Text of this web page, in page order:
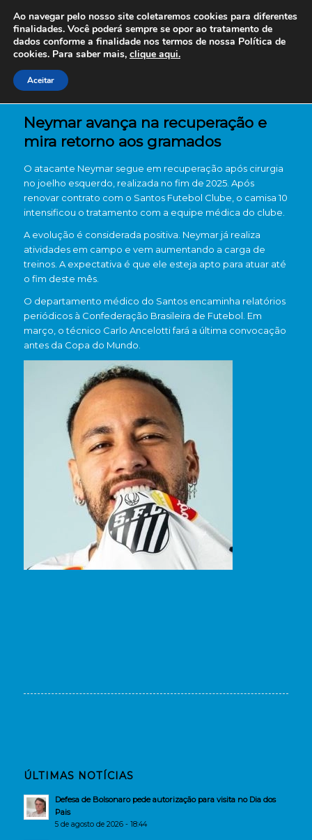
Neymar avança na recuperação e
mira retorno aos gramados
O atacante Neymar segue em recuperação após cirurgia
no joelho esquerdo, realizada no fim de 2025. Após
renovar contrato com o Santos Futebol Clube, o camisa 10
intensificou o tratamento com a equipe médica do clube.
A evolução é considerada positiva. Neymar já realiza
atividades em campo e vem aumentando a carga de
treinos. A expectativa é que ele esteja apto para atuar até
o fim deste mês.
O departamento médico do Santos encaminha relatórios
periódicos à Confederação Brasileira de Futebol. Em
março, o técnico Carlo Ancelotti fará a última convocação
antes da Copa do Mundo.
ÚLTIMAS NOTÍCIAS
Defesa de Bolsonaro pede autorização para visita no Dia dos
Pais
5 de agosto de 2026 - 18:44
Ao navegar pelo nosso site coletaremos cookies para diferentes
finalidades. Você poderá sempre se opor ao tratamento de
dados conforme a finalidade nos termos de nossa Política de
cookies. Para saber mais, clique aqui.
Aceitar